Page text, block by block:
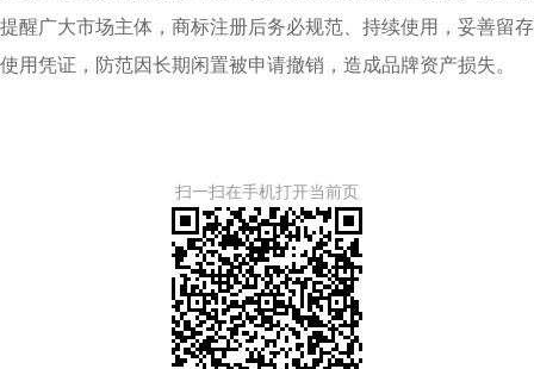
提醒广大市场主体，商标注册后务必规范、持续使用，妥善留存
使用凭证，防范因长期闲置被申请撤销，造成品牌资产损失。
扫一扫在手机打开当前页